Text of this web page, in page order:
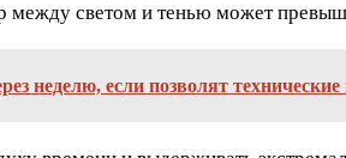
светом и тенью может
неделю, если позволят